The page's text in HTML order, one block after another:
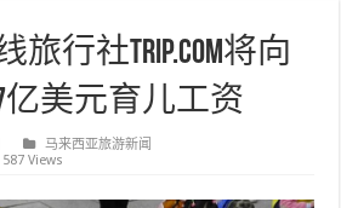
旅行社Trip.com将向
亿美元育儿工资
马来西亚旅游新闻
587 Views